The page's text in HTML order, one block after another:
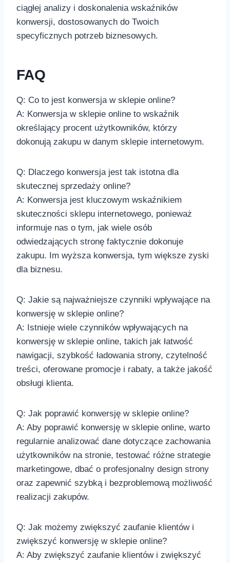
ciągłej analizy ​i doskonalenia wskaźników
konwersji, dostosowanych do Twoich
specyficznych potrzeb biznesowych.
FAQ
Q:​ Co to jest konwersja w sklepie online?
A: Konwersja w sklepie​ online to wskaźnik
określający procent użytkowników, którzy
dokonują zakupu w ‍danym sklepie internetowym.
Q: Dlaczego konwersja jest tak istotna dla
skutecznej sprzedaży online?
A: Konwersja ⁤jest kluczowym ‌wskaźnikiem
skuteczności sklepu internetowego, ponieważ
informuje nas ⁢o tym, jak wiele osób
odwiedzających stronę faktycznie dokonuje
zakupu. Im wyższa konwersja, tym większe zyski
dla ⁢biznesu.
Q: Jakie są najważniejsze czynniki wpływające na
konwersję⁣ w sklepie online?
A: Istnieje wiele czynników ‌wpływających na
konwersję w sklepie online, takich jak łatwość
nawigacji, szybkość ładowania strony, czytelność
⁣treści, oferowane promocje i rabaty, a także jakość
obsługi klienta.
Q: Jak poprawić konwersję w sklepie online?
A: Aby poprawić konwersję w sklepie online, ‍warto
regularnie analizować dane dotyczące zachowania
użytkowników na stronie, testować różne strategie
marketingowe, dbać o profesjonalny design strony
oraz zapewnić szybką i bezproblemową możliwość⁢
realizacji zakupów.
Q: Jak możemy zwiększyć zaufanie klientów i
zwiększyć konwersję w sklepie online?
A:‍ Aby zwiększyć zaufanie klientów i zwiększyć